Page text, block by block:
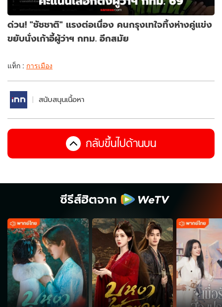
ด่วน! "ชัชชาติ" แรงต่อเนื่อง คนกรุงเทใจทิ้งห่างคู่แข่ง
ขยับนั่งเก้าอี้ผู้ว่าฯ กทม. อีกสมัย
แท็ก : การเมือง
สนับสนุนเนื้อหา
กลับขึ้นไปด้านบน
ซีรีส์ฮิตจาก